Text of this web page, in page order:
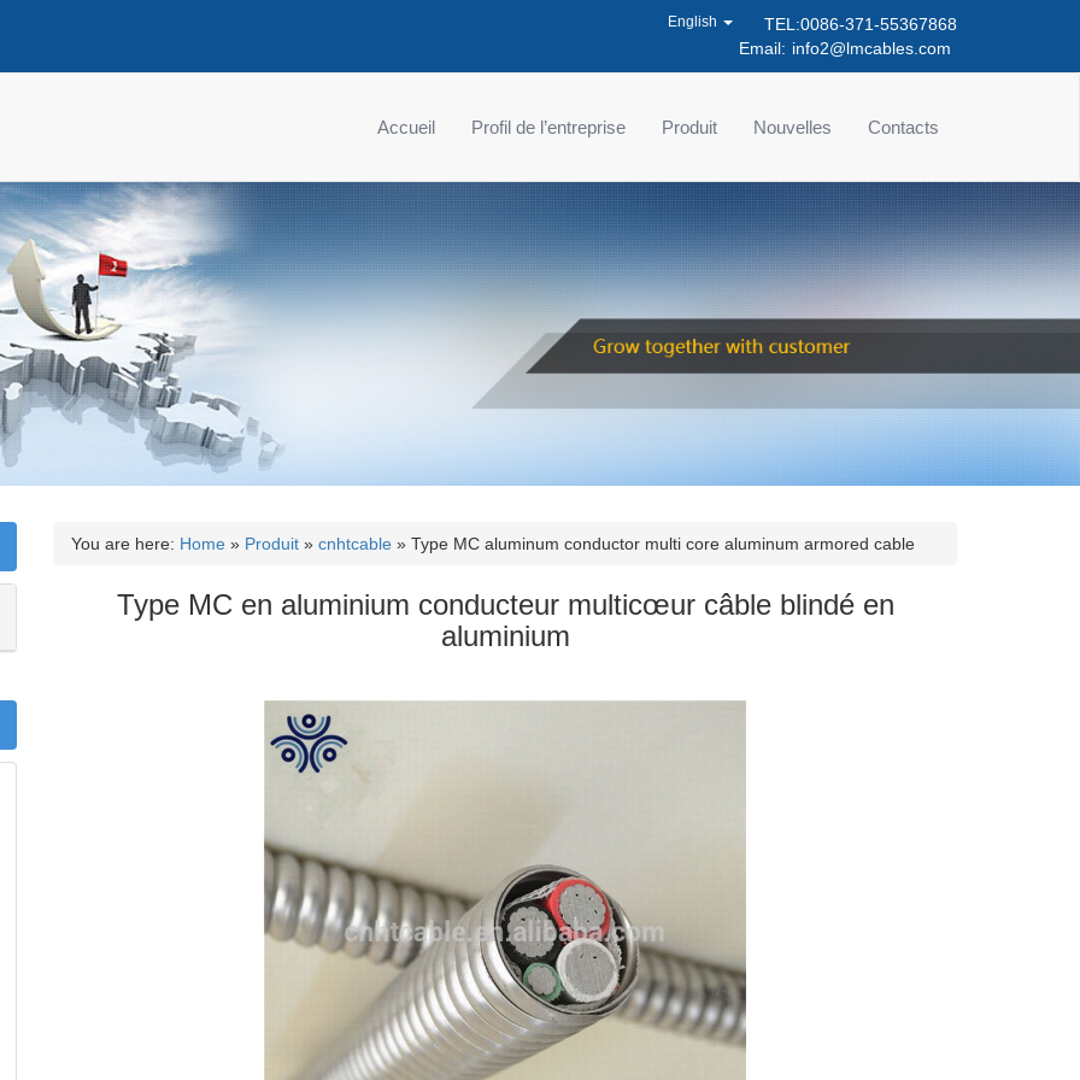
TEL:0086-371-55367868
Email: info2@lmcables.com
English
Accueil Profil de l’entreprise Produit Nouvelles Contacts
You are here: Home » Produit » cnhtcable » Type MC aluminum conductor multi core aluminum armored cable
Type MC en aluminium conducteur multicœur câble blindé en
aluminium